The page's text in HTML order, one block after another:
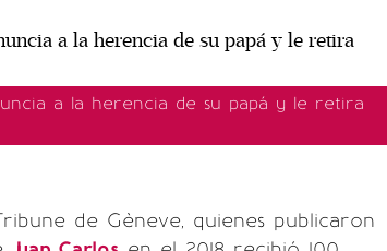
a la herencia de su papá y le retira
de Gèneve, quienes publicaron